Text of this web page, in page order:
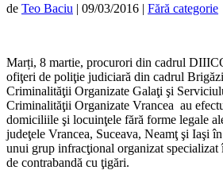
de Teo Baciu | 09/03/2016 | Fără categorie
Marți, 8 martie, procurori din cadrul
ofiţeri de poliţie judiciară din cadrul
Criminalităţii Organizate Galaţi şi
Criminalităţii Organizate Vrancea au
domiciliile şi locuinţele fără forme legale
judeţele Vrancea, Suceava, Neamţ şi Iaşi
unui grup infracţional organizat
de contrabandă cu ţigări.